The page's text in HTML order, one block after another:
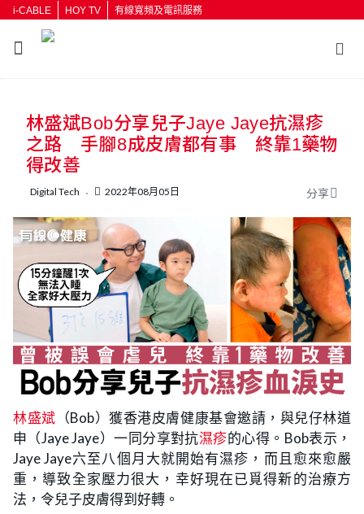
i-CABLE HOY TV 有線寬頻及電訊服務
按輸入鍵開始搜尋
林盛斌Bob分享兒子Jaye Jaye抗濕疹
之路 手腳8成皮膚都有事 終靠1藥物
得改善
Digital Tech 2022年08月05日 分享
林盛斌 （Bob）獲香港皮膚健康基會邀請，與兒仔林道
申（Jaye Jaye）一同分享對抗濕疹的心得。Bob表示，
Jaye Jaye六至八個月大就開始有濕疹，而且愈來愈嚴
重，導致全家壓力很大，幸好現在已覓得新的治療方
法，令兒子皮膚得到好轉。